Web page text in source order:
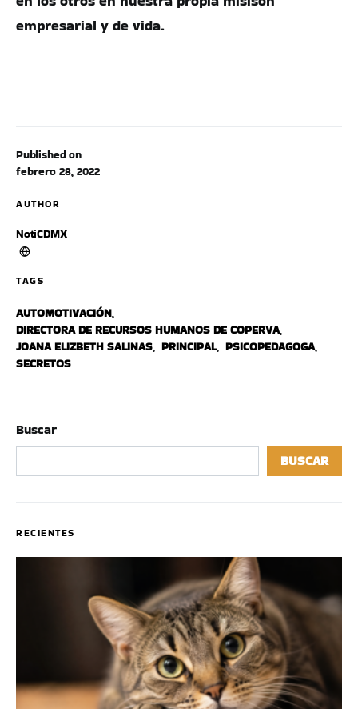
Published on
febrero 28, 2022
AUTHOR
NotiCDMX
TAGS
AUTOMOTIVACIÓN,
DIRECTORA DE RECURSOS HUMANOS DE COPERVA,
JOANA ELIZBETH SALINAS, PRINCIPAL, PSICOPEDAGOGA,
SECRETOS
empresarial y de vida.
Buscar
BUSCAR
RECIENTES